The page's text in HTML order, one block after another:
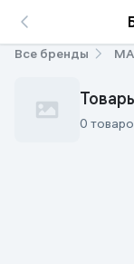
Все бренды
0